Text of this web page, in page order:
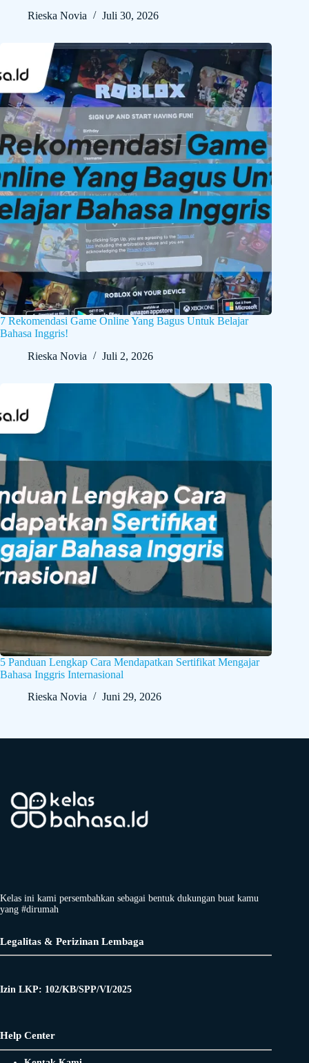
Rieska Novia
Juli 30, 2026
7 Rekomendasi Game Online Yang Bagus Untuk Belajar
Bahasa Inggris!
Rieska Novia
Juli 2, 2026
5 Panduan Lengkap Cara Mendapatkan Sertifikat Mengajar
Bahasa Inggris Internasional
Rieska Novia
Juni 29, 2026
Kelas ini kami persembahkan sebagai bentuk dukungan buat kamu
yang #dirumah
Legalitas & Perizinan Lembaga
Izin LKP: 102/KB/SPP/VI/2025
Help Center